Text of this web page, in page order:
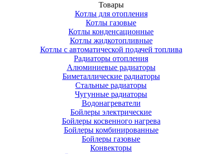
Товары
Котлы для отопления
Котлы газовые
Котлы конденсационные
Котлы жидкотопливные
Котлы с автоматической подачей топлива
Радиаторы отопления
Алюминиевые радиаторы
Биметаллические радиаторы
Стальные радиаторы
Чугунные радиаторы
Водонагреватели
Бойлеры электрические
Бойлеры косвенного нагрева
Бойлеры комбинированные
Бойлеры газовые
Конвекторы